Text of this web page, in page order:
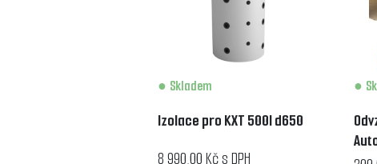
Skladem
Izolace pro KXT 500l d650
8 990,00 Kč s DPH